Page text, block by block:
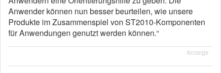
Anwender können nun besser beurteilen, wie unsere
Produkte im Zusammenspiel von ST2010-Komponenten
für Anwendungen genutzt werden können.“
Anzeige